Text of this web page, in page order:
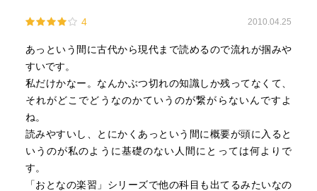
4 2010.04.25
あっという間に古代から現代まで読めるので流れが掴みや
すいです。
私だけかなー。なんかぶつ切れの知識しか残ってなくて、
それがどこでどうなのかていうのが繋がらないんですよ
ね。
読みやすいし、とにかくあっという間に概要が頭に入ると
いうのが私のように基礎のない人間にとっては何よりで
す。
「おとなの楽習」シリーズで他の科目も出てるみたいなの